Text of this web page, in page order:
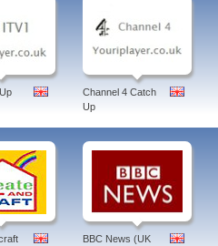
Channel 4 Catch
Up
BBC News (UK